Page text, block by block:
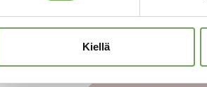
Kiellä
II
Laine, Lauri:
(2026)